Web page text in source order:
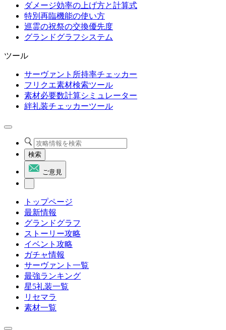
ダメージ効率の上げ方と計算式
特別再臨機能の使い方
巡霊の祝祭の交換優先度
グランドグラフシステム
ツール
サーヴァント所持率チェッカー
フリクエ素材検索ツール
素材必要数計算シミュレーター
絆礼装チェッカーツール
検索
ご意見
トップページ
最新情報
グランドグラフ
ストーリー攻略
イベント攻略
ガチャ情報
サーヴァント一覧
最強ランキング
星5礼装一覧
リセマラ
素材一覧